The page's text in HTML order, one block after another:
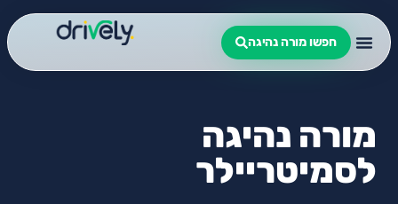
חפשו מורה נהיגה
מורה נהיגה
לסמיטריילר